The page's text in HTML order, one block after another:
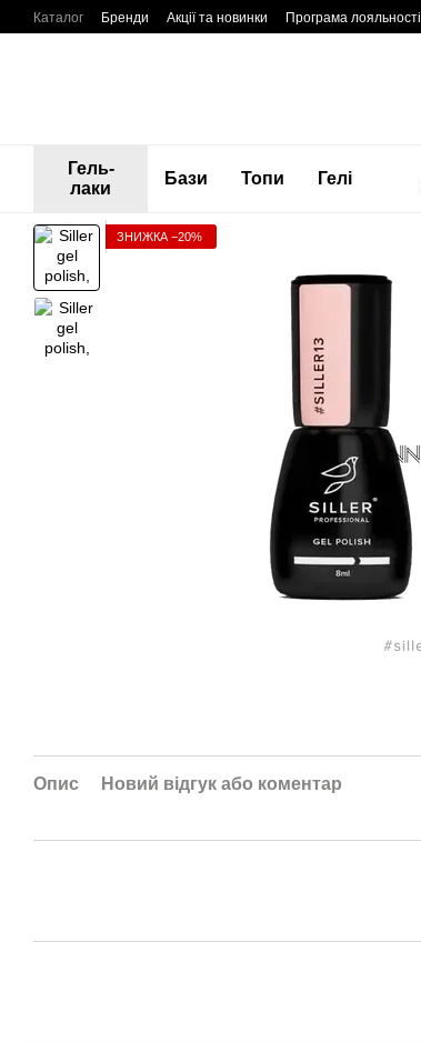
Перейти до основного контенту
Каталог Бренди Акції та новинки Програма лояльності
Гель-
лаки
Бази Топи Гелі
ЗНИЖКА −20%
Опис Новий відгук або коментар